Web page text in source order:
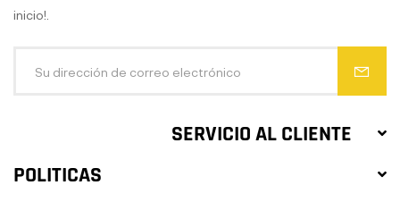
SERVICIO AL CLIENTE
POLITICAS
inicio!.